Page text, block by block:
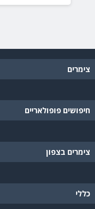
צימרים
חיפושים פופולאריים
צימרים בצפון
כללי